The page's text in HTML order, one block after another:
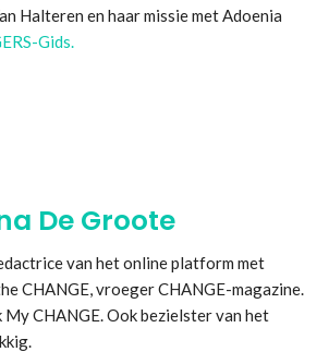
Halteren en haar missie met Adoenia
Gids.
De Groote
van het online platform met
CHANGE, vroeger CHANGE-magazine.
CHANGE. Ook bezielster van het